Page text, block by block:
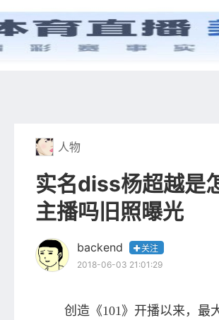
首页 电视剧
人物
实名diss杨超越是
主播吗旧照曝光
backend
关注
2018-06-03 21:01:29
创造《101》开播以来，最